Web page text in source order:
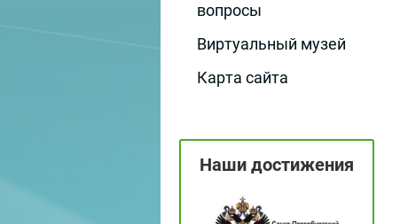
вопросы
Виртуальный музей
Карта сайта
Наши достижения